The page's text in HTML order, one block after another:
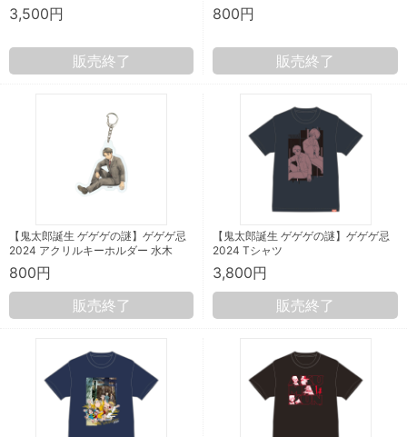
3,500円
販売終了
800円
販売終了
【鬼太郎誕生 ゲゲゲの謎】ゲゲゲ忌
2024 アクリルキーホルダー 水木
800円
販売終了
【鬼太郎誕生 ゲゲゲの謎】ゲゲゲ忌
2024 Tシャツ
3,800円
販売終了